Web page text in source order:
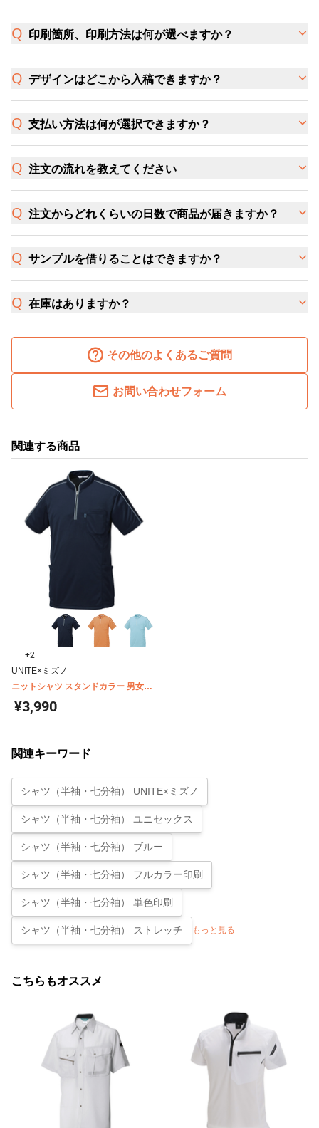
印刷箇所、印刷方法は何が選べますか？
デザインはどこから入稿できますか？
支払い方法は何が選択できますか？
注文の流れを教えてください
注文からどれくらいの日数で商品が届きますか？
サンプルを借りることはできますか？
在庫はありますか？
その他のよくあるご質問
お問い合わせフォーム
関連する商品
+2
UNITE×ミズノ
ニットシャツ スタンドカラー 男女兼
¥3,990
関連キーワード
シャツ（半袖・七分袖） UNITE×ミズノ
シャツ（半袖・七分袖） ユニセックス
シャツ（半袖・七分袖） ブルー
シャツ（半袖・七分袖） フルカラー印刷
シャツ（半袖・七分袖） 単色印刷
シャツ（半袖・七分袖） ストレッチ もっと見る
こちらもオススメ